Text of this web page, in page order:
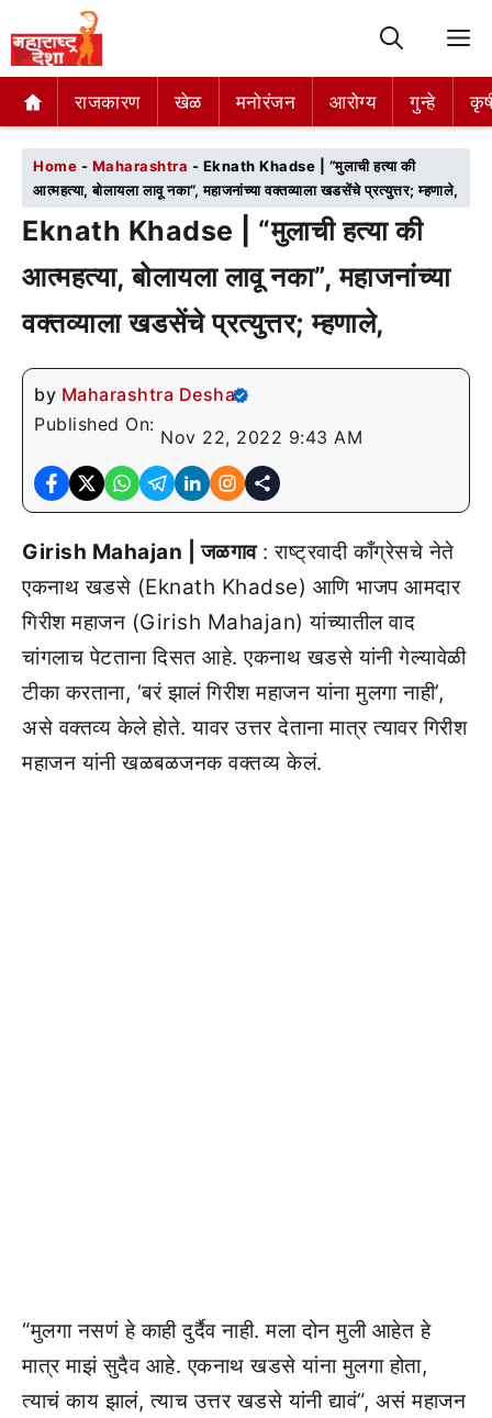
राजकारण खेळ मनोरंजन आरोग्य गुन्हे
राजकारण खेळ मनोरंजन आरोग्य गुन्हे
Home - Maharashtra - Eknath Khadse | “मुलाची हत्या की
आत्महत्या, बोलायला लावू नका”, महाजनांच्या वक्तव्याला खडसेंचे प्रत्युत्तर; म्हणाले,
Eknath Khadse | “मुलाची हत्या की
आत्महत्या, बोलायला लावू नका”, महाजनांच्या
वक्तव्याला खडसेंचे प्रत्युत्तर; म्हणाले,
by Maharashtra Desha
Published On:
Nov 22, 2022 9:43 AM
Girish Mahajan | जळगाव: राष्ट्रवादी काँग्रेसचे नेते
एकनाथ खडसे (Eknath Khadse) आणि भाजप आमदार
गिरीश महाजन (Girish Mahajan) यांच्यातील वाद
चांगलाच पेटताना दिसत आहे. एकनाथ खडसे यांनी गेल्यावेळी
टीका करताना, ‘बरं झालं गिरीश महाजन यांना मुलगा नाही’,
असे वक्तव्य केले होते. यावर उत्तर देताना मात्र त्यावर गिरीश
महाजन यांनी खळबळजनक वक्तव्य केलं.
“मुलगा नसणं हे काही दुर्दैव नाही. मला दोन मुली आहेत हे
मात्र माझं सुदैव आहे. एकनाथ खडसे यांना मुलगा होता,
त्याचं काय झालं, त्याच उत्तर खडसे यांनी द्यावं”, असं महाजन